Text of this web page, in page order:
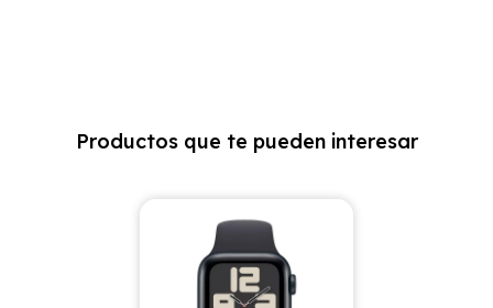
Productos que te pueden interesar